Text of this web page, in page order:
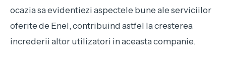
ocazia sa evidentiezi aspectele bune ale serviciilor
oferite de Enel, contribuind astfel la cresterea
increderii altor utilizatori in aceasta companie.